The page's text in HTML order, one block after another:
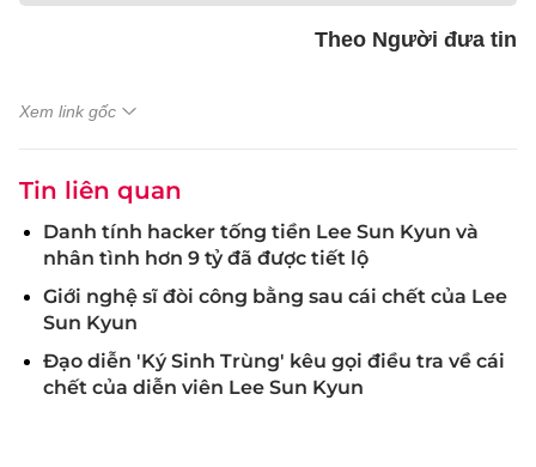
Theo Người đưa tin
Xem link gốc
Tin liên quan
Danh tính hacker tống tiền Lee Sun Kyun và
nhân tình hơn 9 tỷ đã được tiết lộ
Giới nghệ sĩ đòi công bằng sau cái chết của Lee
Sun Kyun
Đạo diễn 'Ký Sinh Trùng' kêu gọi điều tra về cái
chết của diễn viên Lee Sun Kyun